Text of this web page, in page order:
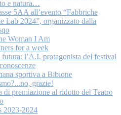
e natura…
5AA all’evento “Fabbriche
Lab 2024”, organizzato dalla
Woman I Am
for a week
futura: l’A.I. protagonista del festival
sportiva a Bibione
grazie!
di premiazione al ridotto del Teatro
2023-2024